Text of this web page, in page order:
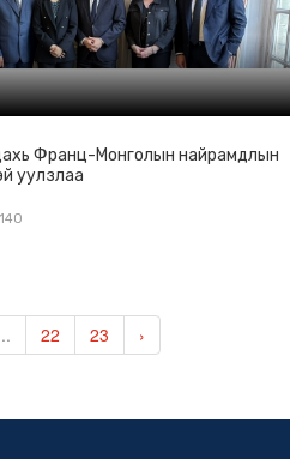
Франц-Монголын найрамдлын
уулзлаа
22 23 ›